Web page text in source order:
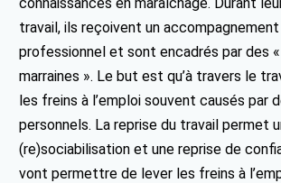
travail, ils reçoivent un
professionnel et sont encadrés par des «
marraines ». Le but est qu’à travers le
les freins à l’emploi souvent causés par
personnels. La reprise du travail permet
(re)sociabilisation et une reprise de
vont permettre de lever les freins à